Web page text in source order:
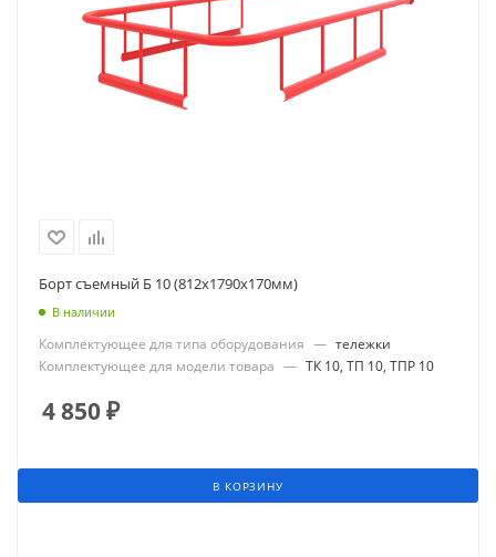
Борт съемный Б 10 (812х1790х170мм)
В наличии
Комплектующее для типа оборудования — тележки
Комплектующее для модели товара — ТК 10, ТП 10, ТПР 10
4 850₽
В КОРЗИНУ